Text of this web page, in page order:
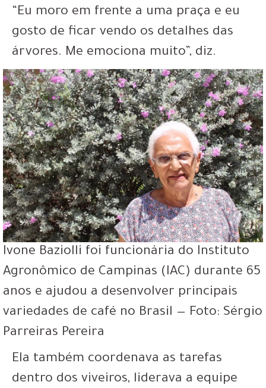
“Eu moro em frente a uma praça e eu
gosto de ficar vendo os detalhes das
árvores. Me emociona muito”, diz.
Ivone Baziolli foi funcionária do Instituto
Agronômico de Campinas (IAC) durante 65
anos e ajudou a desenvolver principais
variedades de café no Brasil — Foto: Sérgio
Parreiras Pereira
Ela também coordenava as tarefas
dentro dos viveiros, liderava a equipe